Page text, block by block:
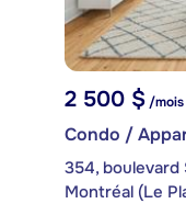
2 500 $/mois
Condo /
354,
Montréal (Le